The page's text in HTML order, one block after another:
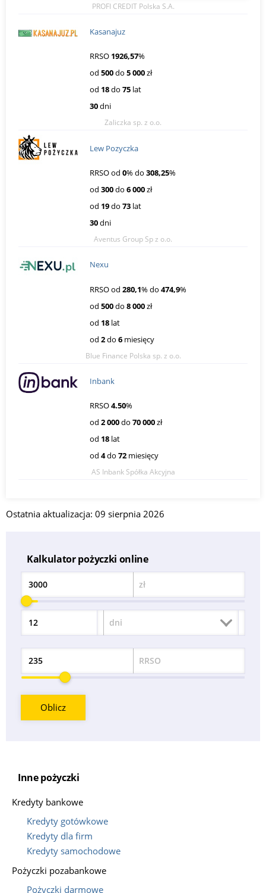
PROFI CREDIT Polska S.A.
Kasanajuz
RRSO 1926,57%
od 500do 5 000zł
od 18do 75 lat
30dni
Zaliczka sp. z o.o.
Lew Pozyczka
RRSO od 0% do 308,25%
od 300do 6 000zł
od 19do 73 lat
30dni
Aventus Group Sp z o.o.
Nexu
RRSO od 280,1% do 474,9%
od 500do 8 000zł
od 18 lat
od 2do 6 miesięcy
Blue Finance Polska sp. z o.o.
Inbank
RRSO4.50%
od 2 000do 70 000zł
od 18 lat
od 4do 72 miesięcy
AS Inbank Spółka Akcyjna
Ostatnia aktualizacja: 09 sierpnia 2026
Kalkulator pożyczki online
Kwota zł
Okres dni
Odsetek RRSO
Oblicz
Inne pożyczki
Kredyty bankowe
Kredyty gotówkowe
Kredyty dla firm
Kredyty samochodowe
Pożyczki pozabankowe
Pożyczki darmowe